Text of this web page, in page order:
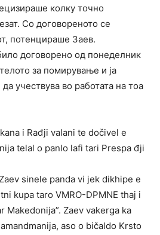
колку точно
Со договореното се
потенцираше Заев.
договорено од понеделник
за помирување и ја
учествува во работата на тоа
i Rađji valani te dočivel e
telal o panlo lafi tari Prespa đji
sinele panda vi jek dikhipe e
kupa taro VMRO-DPMNE thaj i
Makedonija”. Zaev vakerga ka
aso o bičaldo Krsto